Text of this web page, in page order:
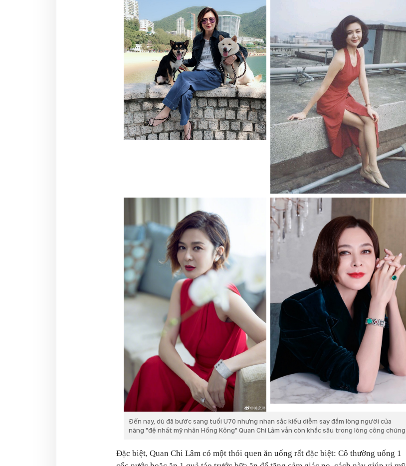
Đến nay, dù đã bước sang tuổi U70 nhưng nhan sắc kiều diễm say đắm lòng người của
nàng "đệ nhất mỹ nhân Hồng Kông" Quan Chi Lâm vẫn còn khắc sâu trong lòng công chúng.
Đặc biệt, Quan Chi Lâm có một thói quen ăn uống rất đặc biệt: Cô thường uống 1